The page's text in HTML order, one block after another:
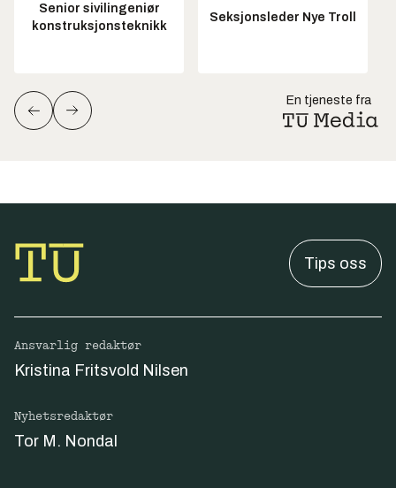
Senior sivilingeniør
konstruksjonsteknikk
Seksjonsleder Nye Troll
En tjeneste fra
Tips oss
Ansvarlig redaktør
Kristina Fritsvold Nilsen
Nyhetsredaktør
Tor M. Nondal